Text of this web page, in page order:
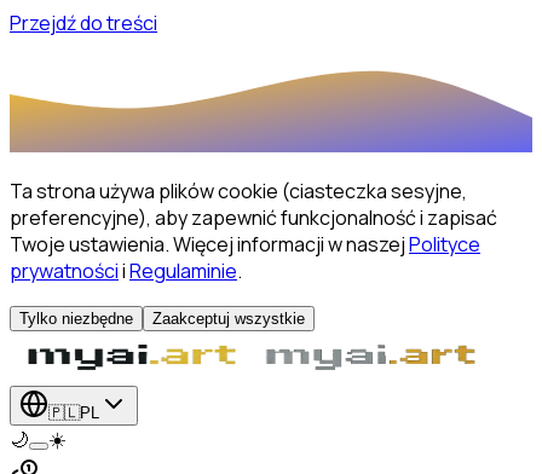
Przejdź do treści
Ta strona używa plików cookie (ciasteczka sesyjne,
preferencyjne), aby zapewnić funkcjonalność i zapisać
Twoje ustawienia.Więcej informacji w naszejPolityce
prywatnościiRegulaminie.
Tylko niezbędne Zaakceptuj wszystkie
🇵🇱PL
🌙 ☀️